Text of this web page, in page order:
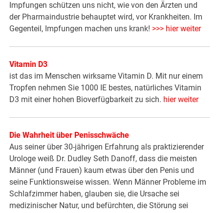
Impfungen schützen uns nicht, wie von den Ärzten und
der Pharmaindustrie behauptet wird, vor Krankheiten. Im
Gegenteil, Impfungen machen uns krank! >>> hier weiter
Vitamin D3
ist das im Menschen wirksame Vitamin D. Mit nur einem
Tropfen nehmen Sie 1000 IE bestes, natürliches Vitamin
D3 mit einer hohen Bioverfügbarkeit zu sich. hier weiter
Die Wahrheit über Penisschwäche
Aus seiner über 30-jährigen Erfahrung als praktizierender
Urologe weiß Dr. Dudley Seth Danoff, dass die meisten
Männer (und Frauen) kaum etwas über den Penis und
seine Funktionsweise wissen. Wenn Männer Probleme im
Schlafzimmer haben, glauben sie, die Ursache sei
medizinischer Natur, und befürchten, die Störung sei